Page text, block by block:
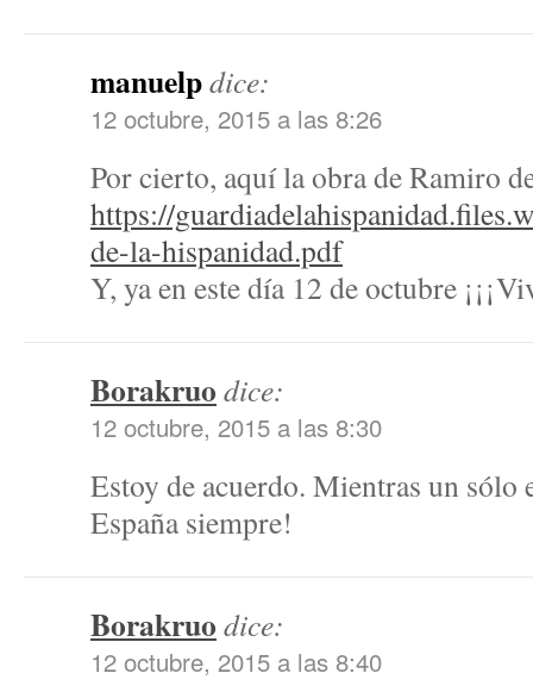
manuelpdice:
12 octubre, 2015 a las 8:26
Por cierto, aquí la obra de Ramiro
https://
de-la-hispanidad.pdf
Y, ya en este día 12 de octubre
Borakruo dice:
12 octubre, 2015 a las 8:30
Estoy de acuerdo. Mientras un sólo
España siempre!
Borakruo dice:
12 octubre, 2015 a las 8:40